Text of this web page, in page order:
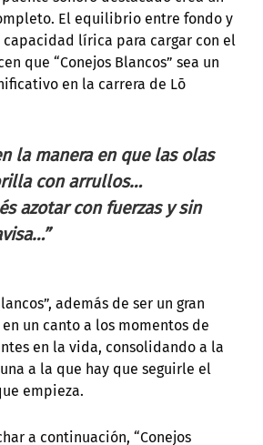
El equilibrio entre fondo y
lírica para cargar con el
que “Conejos Blancos” sea un
en la carrera de Lō
la manera en que las olas
con arrullos…
azotar con fuerzas y sin
además de ser un gran
un canto a los momentos de
en la vida, consolidando a la
a la que hay que seguirle el
empieza.
a continuación, “Conejos